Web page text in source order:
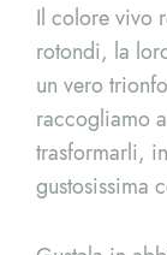
Il colore vivo
rotondi, la
un vero
raccogliamo
trasformarli,
gustosissima